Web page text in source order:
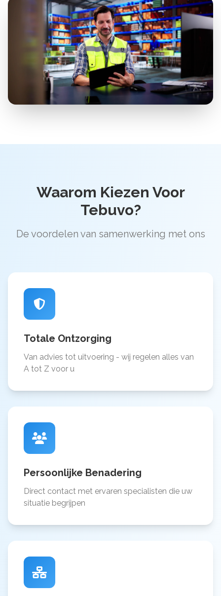
Waarom Kiezen Voor
Tebuvo?
De voordelen van samenwerking met ons
Totale Ontzorging
Van advies tot uitvoering - wij regelen alles van
A tot Z voor u
Persoonlijke Benadering
Direct contact met ervaren specialisten die uw
situatie begrijpen